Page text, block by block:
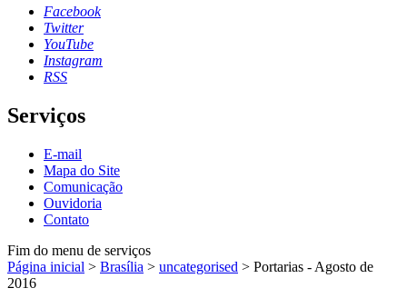
Facebook
Twitter
YouTube
Instagram
RSS
Serviços
E-mail
Mapa do Site
Comunicação
Ouvidoria
Contato
Fim do menu de serviços
Página inicial > Brasília > uncategorised > Portarias - Agosto de
2016